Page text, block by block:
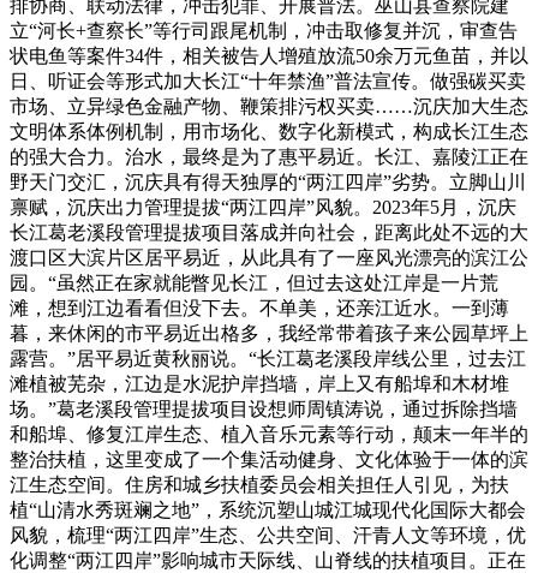
排协商、联动法律，冲击犯罪、开展普法。巫山县查察院建
立“河长+查察长”等行司跟尾机制，冲击取修复并沉，审查告
状电鱼等案件34件，相关被告人增殖放流50余万元鱼苗，并以
日、听证会等形式加大长江“十年禁渔”普法宣传。做强碳买卖
市场、立异绿色金融产物、鞭策排污权买卖……沉庆加大生态
文明体系体例机制，用市场化、数字化新模式，构成长江生态
的强大合力。治水，最终是为了惠平易近。长江、嘉陵江正在
野天门交汇，沉庆具有得天独厚的“两江四岸”劣势。立脚山川
禀赋，沉庆出力管理提拔“两江四岸”风貌。2023年5月，沉庆
长江葛老溪段管理提拔项目落成并向社会，距离此处不远的大
渡口区大滨片区居平易近，从此具有了一座风光漂亮的滨江公
园。“虽然正在家就能瞥见长江，但过去这处江岸是一片荒
滩，想到江边看看但没下去。不单美，还亲江近水。一到薄
暮，来休闲的市平易近出格多，我经常带着孩子来公园草坪上
露营。”居平易近黄秋丽说。“长江葛老溪段岸线公里，过去江
滩植被芜杂，江边是水泥护岸挡墙，岸上又有船埠和木材堆
场。”葛老溪段管理提拔项目设想师周镇涛说，通过拆除挡墙
和船埠、修复江岸生态、植入音乐元素等行动，颠末一年半的
整治扶植，这里变成了一个集活动健身、文化体验于一体的滨
江生态空间。住房和城乡扶植委员会相关担任人引见，为扶
植“山清水秀斑斓之地”，系统沉塑山城江城现代化国际大都会
风貌，梳理“两江四岸”生态、公共空间、汗青人文等环境，优
化调整“两江四岸”影响城市天际线、山脊线的扶植项目。正在